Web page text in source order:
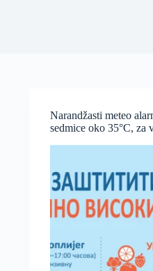
Narandžasti meteo
sedmice oko 35°C, za